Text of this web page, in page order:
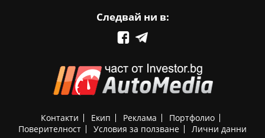
Следвай ни в:
Контакти Екип Реклама
Портфолио
Поверителност
Условия за ползване Лични данни